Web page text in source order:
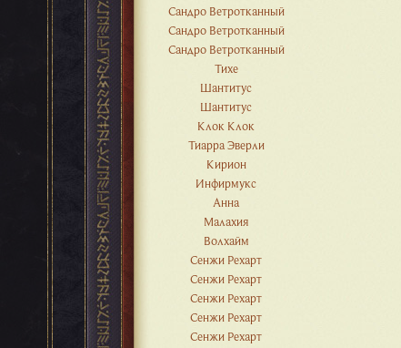
Сандро Ветротканный
Сандро Ветротканный
Сандро Ветротканный
Тихе
Шантитус
Шантитус
Клок Клок
Тиарра Эверли
Кирион
Инфирмукс
Анна
Малахия
Волхайм
Сенжи Рехарт
Сенжи Рехарт
Сенжи Рехарт
Сенжи Рехарт
Сенжи Рехарт